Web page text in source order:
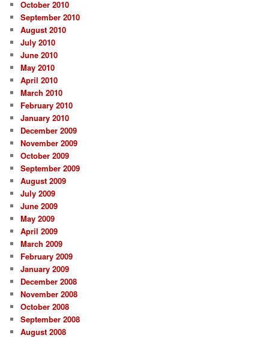
October 2010
September 2010
August 2010
July 2010
June 2010
May 2010
April 2010
March 2010
February 2010
January 2010
December 2009
November 2009
October 2009
September 2009
August 2009
July 2009
June 2009
May 2009
April 2009
March 2009
February 2009
January 2009
December 2008
November 2008
October 2008
September 2008
August 2008